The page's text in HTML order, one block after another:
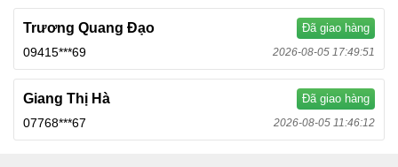
Trương Quang Đạo Đã giao hàng
09415***69 2026-08-05 17:49:51
Giang Thị Hà Đã giao hàng
07768***67 2026-08-05 11:46:12